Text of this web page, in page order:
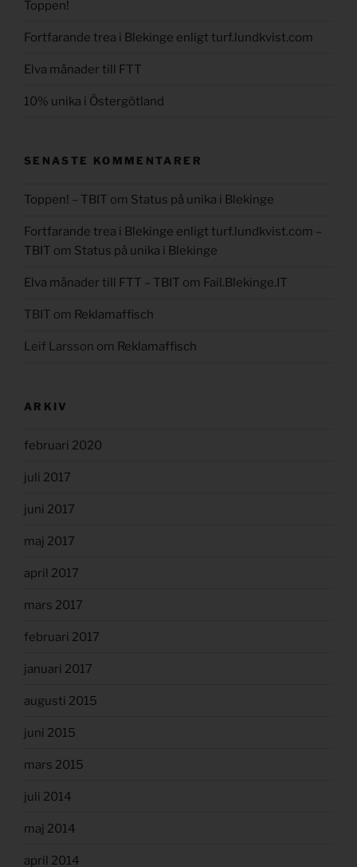
Toppen!
Fortfarande trea i Blekinge enligt turf.lundkvist.com
Elva månader till FTT
10% unika i Östergötland
SENASTE KOMMENTARER
Toppen! – TBIT om Status på unika i Blekinge
Fortfarande trea i Blekinge enligt turf.lundkvist.com –
TBIT om Status på unika i Blekinge
Elva månader till FTT – TBIT om Fail.Blekinge.IT
TBIT om Reklamaffisch
Leif Larsson om Reklamaffisch
ARKIV
februari 2020
juli 2017
juni 2017
maj 2017
april 2017
mars 2017
februari 2017
januari 2017
augusti 2015
juni 2015
mars 2015
juli 2014
maj 2014
april 2014